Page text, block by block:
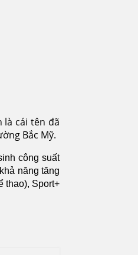
là cái tên đã
Bắc Mỹ.
công suất
năng tăng
thao), Sport+